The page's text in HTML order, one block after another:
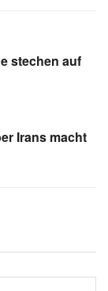
stechen auf
Irans macht